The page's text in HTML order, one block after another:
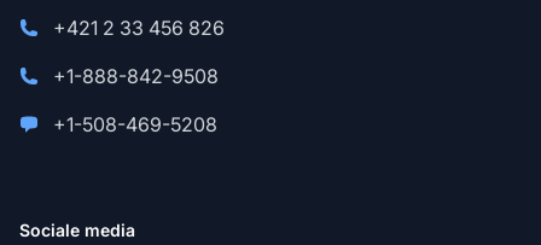
+421 2 33 456 826
+1-888-842-9508
+1-508-469-5208
Sociale media